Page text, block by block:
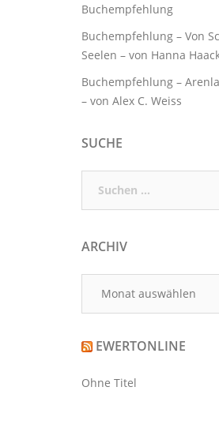
Buchempfehlung
Buchempfehlung – Von
Seelen – von Hanna
Buchempfehlung –
– von Alex C. Weiss
SUCHE
nach:
ARCHIV
EWERTONLINE
Ohne Titel